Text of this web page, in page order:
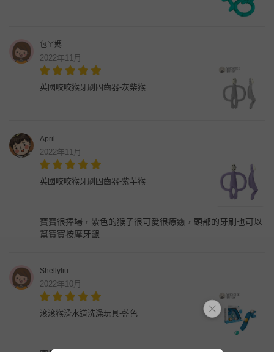
包ㄚ媽
2022年11月
英國咬咬猴牙刷固齒器-灰柴猴
April
2022年11月
英國咬咬猴牙刷固齒器-紫芋猴
寶寶很捧場，紫色的猴子很可愛很療癒，頭部的牙刷也可以
幫寶寶按摩牙齦
Shellyliu
2022年10月
滾滾猴滑水道洗澡玩具-藍色